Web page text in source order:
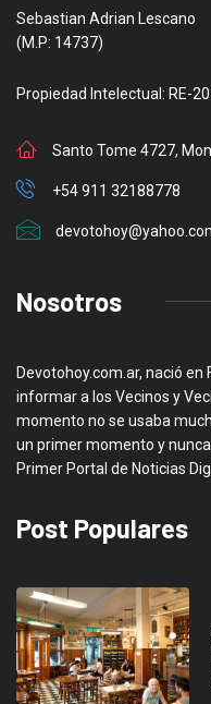
Sebastian Adrian Lescano
(M.P: 14737)
Propiedad Intelectual: RE-
Santo Tome 4727,
+54 911 32188778
Nosotros
Devotohoy.com.ar, nació en
informar a los Vecinos y
momento no se usaba
un primer momento y
Primer Portal de Noticias
Post Populares